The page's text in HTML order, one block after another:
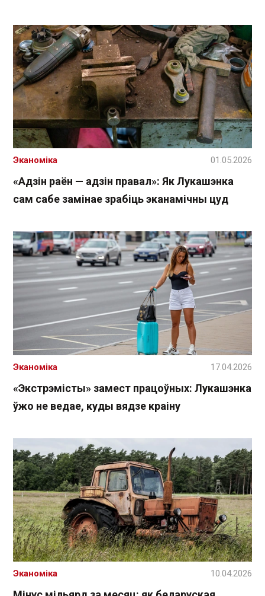
«Адзін раён — адзін правал»: Як Лукашэнка
сам сабе замінае зрабіць эканамічны цуд
Эканоміка 01.05.2026
«Экстрэмісты» замест працоўных: Лукашэнка
ўжо не ведае, куды вядзе краіну
Эканоміка 17.04.2026
Эканоміка 10.04.2026